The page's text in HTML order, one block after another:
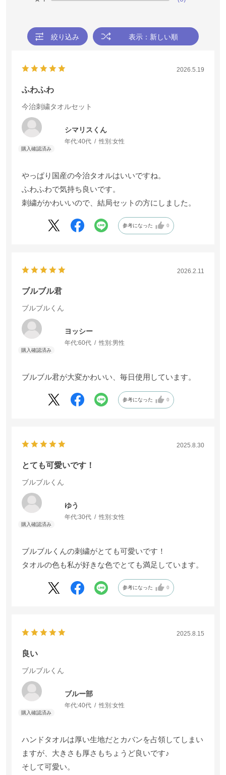
絞り込み 表示：新しい順
2026.5.19
ふわふわ
今治刺繍タオルセット
シマリスくん
年代:40代 性別:女性
やっぱり国産の今治タオルはいいですね。
ふわふわで気持ち良いです。
刺繍がかわいいので、結局セットの方にしました。
参考になった 0
2026.2.11
ブルブル君
ブルブルくん
ヨッシー
年代:60代 性別:男性
ブルブル君が大変かわいい、毎日使用しています。
参考になった 0
2025.8.30
とても可愛いです！
ブルブルくん
ゆう
年代:30代 性別:女性
ブルブルくんの刺繍がとても可愛いです！
タオルの色も私が好きな色でとても満足しています。
参考になった 0
2025.8.15
良い
ブルブルくん
ブルー部
年代:40代 性別:女性
ハンドタオルは厚い生地だとカバンを占領してしまい
ますが、大きさも厚さもちょうど良いです♪
そして可愛い。
絞り込み 表示：新しい順
2026.5.19
ふわふわ
今治刺繍タオルセット
シマリスくん
年代:40代 性別:女性
やっぱり国産の今治タオルはいいですね。
ふわふわで気持ち良いです。
刺繍がかわいいので、結局セットの方にしました。
参考になった 0
2026.2.11
ブルブル君
ブルブルくん
ヨッシー
年代:60代 性別:男性
ブルブル君が大変かわいい、毎日使用しています。
参考になった 0
2025.8.30
とても可愛いです！
ブルブルくん
ゆう
年代:30代 性別:女性
ブルブルくんの刺繍がとても可愛いです！
タオルの色も私が好きな色でとても満足しています。
参考になった 0
2025.8.15
良い
ブルブルくん
ブルー部
年代:40代 性別:女性
ハンドタオルは厚い生地だとカバンを占領してしまい
ますが、大きさも厚さもちょうど良いです♪
そして可愛い。